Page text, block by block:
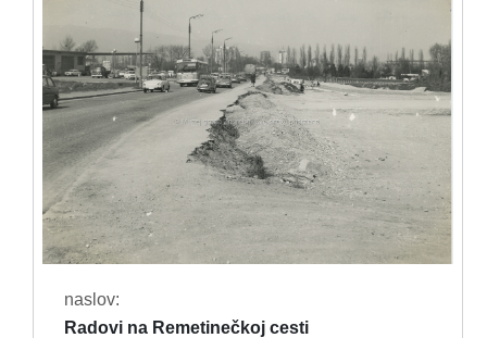
naslov:
Radovi na Remetinečkoj cesti